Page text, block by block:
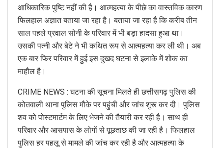
आधिकारिक पुष्टि नहीं की है। आत्महत्या के पीछे का वास्तविक कारण
फिलहाल अज्ञात बताया जा रहा है। बताया जा रहा है कि करीब तीन
साल पहले प्रवाल सोनी के परिवार में भी बड़ा हादसा हुआ था।
उसकी पत्नी और बेटे ने भी कथित रूप से आत्महत्या कर ली थी। अब
एक बार फिर परिवार में हुई इस दुखद घटना से इलाके में शोक का
माहौल है।
CRIME NEWS : घटना की सूचना मिलते ही छत्तीसगढ़ पुलिस की
कोतवाली थाना पुलिस मौके पर पहुंची और जांच शुरू कर दी। पुलिस
शव को पोस्टमार्टम के लिए भेजने की तैयारी कर रही है। साथ ही
परिवार और आसपास के लोगों से पूछताछ की जा रही है। फिलहाल
पुलिस हर पहलू से मामले की जांच कर रही है और आत्महत्या के